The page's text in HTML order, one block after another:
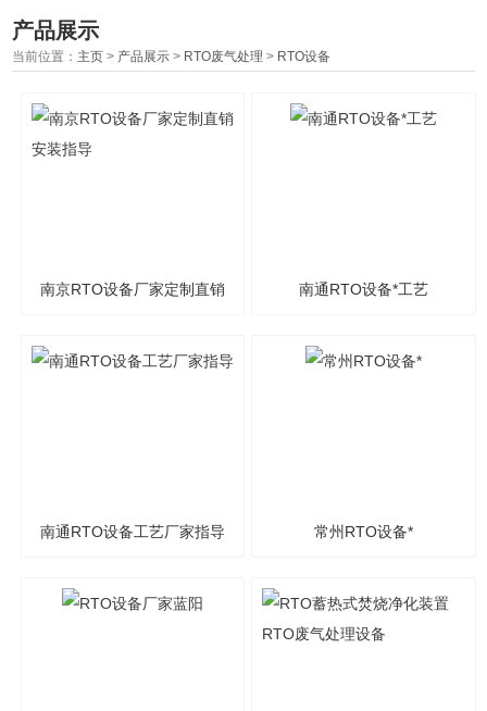
产品展示
当前位置： 主页 > 产品展示 > RTO废气处理 > RTO设备
南京RTO设备厂家定制直销 南通RTO设备*工艺
南通RTO设备工艺厂家指导 常州RTO设备*